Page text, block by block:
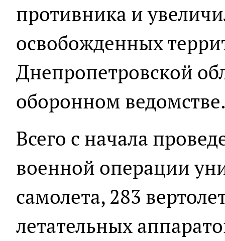
противника и
освобожденных
Днепропетровской
оборонном
Всего с начала
военной операции
самолета, 283
летательных